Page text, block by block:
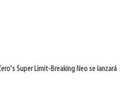
Super Limit-Breaking Neo se lanzará